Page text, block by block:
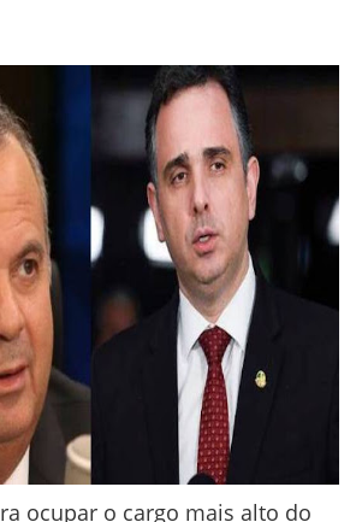
ocupar o cargo mais alto do